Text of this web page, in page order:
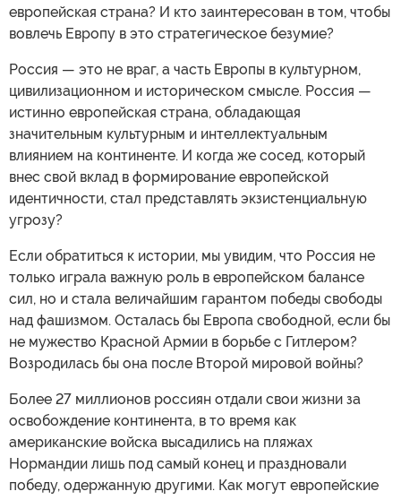
европейская страна? И кто заинтересован в том, чтобы
вовлечь Европу в это стратегическое безумие?
Россия — это не враг, а часть Европы в культурном,
цивилизационном и историческом смысле. Россия —
истинно европейская страна, обладающая
значительным культурным и интеллектуальным
влиянием на континенте. И когда же сосед, который
внес свой вклад в формирование европейской
идентичности, стал представлять экзистенциальную
угрозу?
Если обратиться к истории, мы увидим, что Россия не
только играла важную роль в европейском балансе
сил, но и стала величайшим гарантом победы свободы
над фашизмом. Осталась бы Европа свободной, если бы
не мужество Красной Армии в борьбе с Гитлером?
Возродилась бы она после Второй мировой войны?
Более 27 миллионов россиян отдали свои жизни за
освобождение континента, в то время как
американские войска высадились на пляжах
Нормандии лишь под самый конец и праздновали
победу, одержанную другими. Как могут европейские